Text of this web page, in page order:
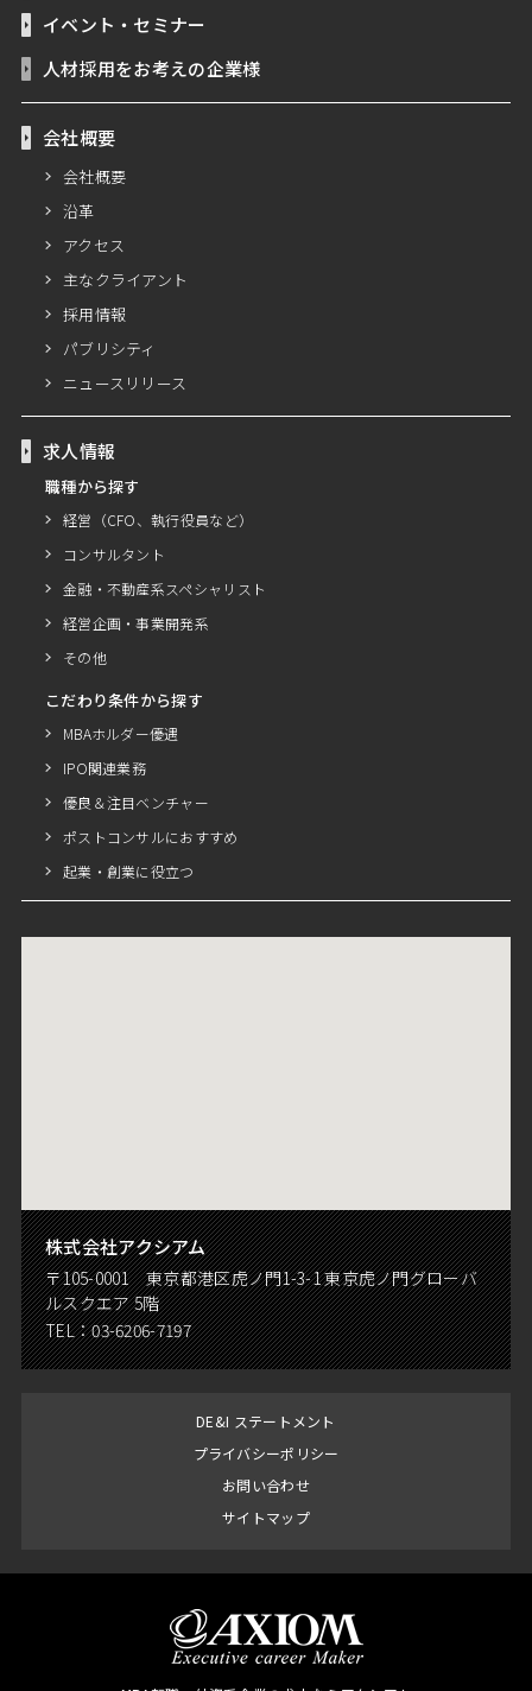
イベント・セミナー
人材採用をお考えの企業様
会社概要
会社概要
沿革
アクセス
主なクライアント
採用情報
パブリシティ
ニュースリリース
求人情報
職種から探す
経営（CFO、執行役員など）
コンサルタント
金融・不動産系スペシャリスト
経営企画・事業開発系
その他
こだわり条件から探す
MBAホルダー優遇
IPO関連業務
優良＆注目ベンチャー
ポストコンサルにおすすめ
起業・創業に役立つ
株式会社アクシアム
〒105-0001 東京都港区虎ノ門1-3-1 東京虎ノ門グローバ
ルスクエア 5階
TEL：03-6206-7197
DE&I ステートメント
プライバシーポリシー
お問い合わせ
サイトマップ